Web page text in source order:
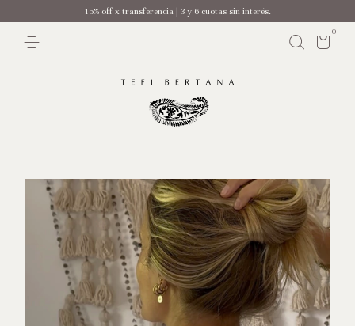
15% off x transferencia | 3 y 6 cuotas sin interés.
0